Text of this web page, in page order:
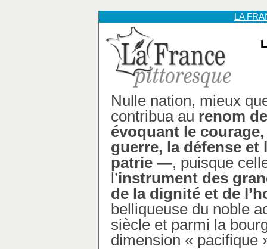
LA
Nulle nation, mieux
contribua au renom
évoquant le courage,
guerre, la défense et
patrie —, puisque
l’instrument des
de la dignité et de
belliqueuse du noble
siècle et parmi la
dimension « pacifique